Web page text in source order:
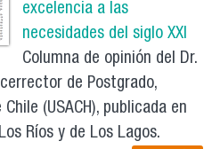
excelencia a las
necesidades del siglo XXI
Columna de opinión del Dr.
de Postgrado,
(USACH), publicada en
Ríos y de Los Lagos.